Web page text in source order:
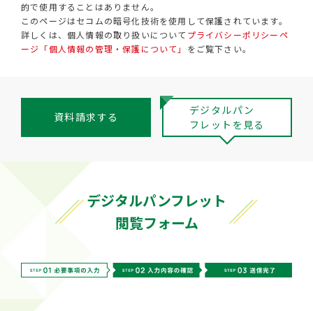
的で使用することはありません。
このページはセコムの暗号化技術を使用して保護されています。
詳しくは、個人情報の取り扱いについて プライバシーポリシーペ
ージ「個人情報の管理・保護について」 をご覧下さい。
資料請求する
デジタルパン
フレットを見る
デジタルパンフレット
閲覧フォーム